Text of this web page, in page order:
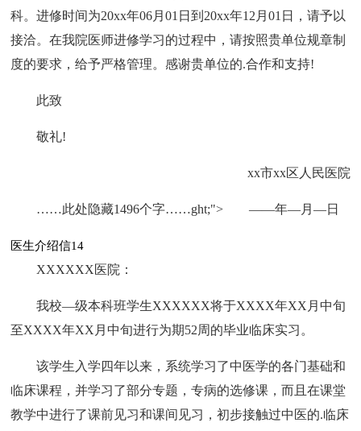
科。进修时间为20xx年06月01日到20xx年12月01日，请予以
接洽。在我院医师进修学习的过程中，请按照贵单位规章制
度的要求，给予严格管理。感谢贵单位的.合作和支持!
此致
敬礼!
xx市xx区人民医院
……此处隐藏1496个字……ght;"> ——年—月—日
医生介绍信14
XXXXXX医院：
我校—级本科班学生XXXXXX将于XXXX年XX月中旬
至XXXX年XX月中旬进行为期52周的毕业临床实习。
该学生入学四年以来，系统学习了中医学的各门基础和
临床课程，并学习了部分专题，专病的选修课，而且在课堂
教学中进行了课前见习和课间见习，初步接触过中医的.临床